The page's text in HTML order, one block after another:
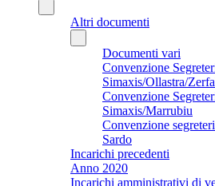
Altri documenti
Documenti vari
Convenzione
Simaxis/Ollastra/
Convenzione
Simaxis/Marrubiu
Convenzione
Sardo
Incarichi precedenti
Anno 2020
Incarichi amministrativi di